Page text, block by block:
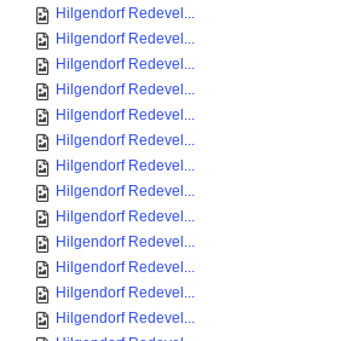
Hilgendorf Redevel...
Hilgendorf Redevel...
Hilgendorf Redevel...
Hilgendorf Redevel...
Hilgendorf Redevel...
Hilgendorf Redevel...
Hilgendorf Redevel...
Hilgendorf Redevel...
Hilgendorf Redevel...
Hilgendorf Redevel...
Hilgendorf Redevel...
Hilgendorf Redevel...
Hilgendorf Redevel...